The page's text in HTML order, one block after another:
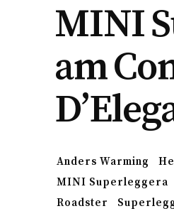
MINI
am
Anders Warming
MINI Superleggera
Roadster